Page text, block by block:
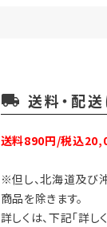
local_shipping 送料・配
送料890円/税込
※但し、北海道及び
商品を除きます。
詳しくは、下記「詳し